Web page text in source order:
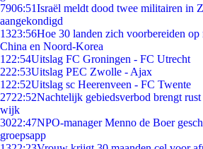
7906:51Israël meldt dood twee militairen in
aangekondigd
1323:56Hoe 30 landen zich voorbereiden
China en Noord-Korea
1 22:54Uitslag FC Groningen - FC Utrecht
222:53Uitslag PEC Zwolle - Ajax
1 22:52Uitslag sc Heerenveen - FC Twente
2722:52Nachtelijk gebiedsverbod brengt
wijk
3022:47NPO-manager Menno de Boer
groepsapp